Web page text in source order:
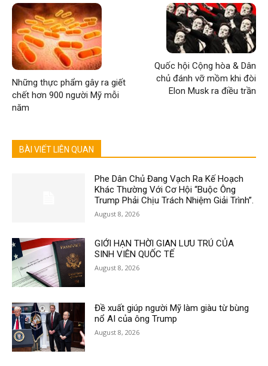
Những thực phẩm gây ra giết
chết hơn 900 người Mỹ mỗi
năm
Quốc hội Cộng hòa & Dân
chủ đánh vỡ mồm khi đòi
Elon Musk ra điều trần
BÀI VIẾT LIÊN QUAN
Phe Dân Chủ Đang Vạch Ra Kế Hoạch
Khác Thường Với Cơ Hội “Buộc Ông
Trump Phải Chịu Trách Nhiệm Giải Trình”.
August 8, 2026
GIỚI HẠN THỜI GIAN LƯU TRÚ CỦA
SINH VIÊN QUỐC TẾ
August 8, 2026
Đề xuất giúp người Mỹ làm giàu từ bùng
nổ AI của ông Trump
August 8, 2026